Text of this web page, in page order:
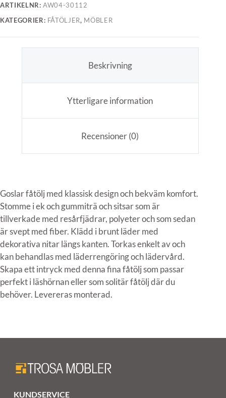
ARTIKELNR:AW04-30112
KATEGORIER: FÅTÖLJER, MÖBLER
Beskrivning
Ytterligare information
Recensioner (0)
Goslar fåtölj med klassisk design och bekväm komfort.
Stomme i ek och gummiträ och sitsar som är
tillverkade med resårfjädrar, polyeter och som sedan
är svept med fiber. Klädd i brunt läder med
dekorativa nitar längs kanten. Torkas enkelt av och
kan behandlas med läderrengöring och lädervård.
Skapa ett intryck med denna fina fåtölj som passar
perfekt i läshörnan eller som solitär fåtölj där du
behöver. Levereras monterad.
KUNDSERVICE